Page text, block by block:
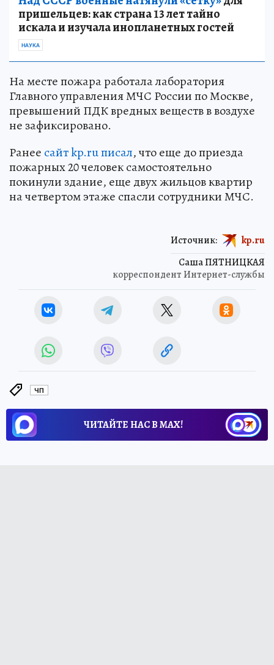
пришельцев: как страна 13 лет тайно
искала и изучала инопланетных гостей
НАУКА
На месте пожара работала лаборатория
Главного управления МЧС России по Москве,
превышений ПДК вредных веществ в воздухе
не зафиксировано.
Ранее сайт kp.ru писал, что еще до приезда
пожарных 20 человек самостоятельно
покинули здание, еще двух жильцов квартир
на четвертом этаже спасли сотрудники МЧС.
Саша ПЯТНИЦКАЯ
корреспондент Интернет-службы
Источник: kp.ru
ЧП
ЧИТАЙТЕ НАС В МАХ!